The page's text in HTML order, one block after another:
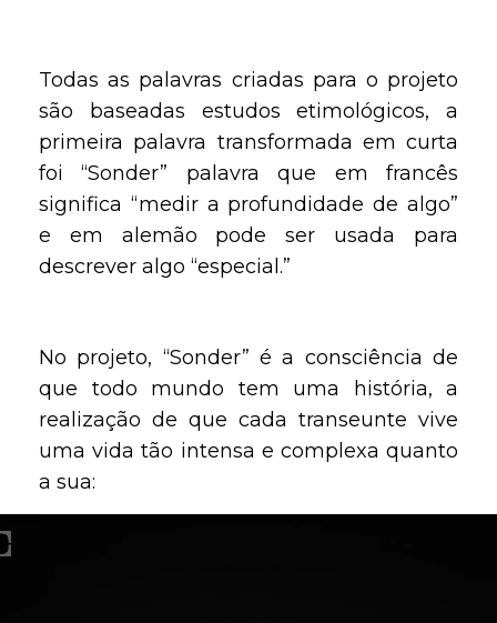
Todas as palavras criadas para o projeto
são baseadas estudos etimológicos, a
primeira palavra transformada em curta
foi “Sonder” palavra que em francês
significa “medir a profundidade de algo”
e em alemão pode ser usada para
descrever algo “especial.”
No projeto, “Sonder” é a consciência de
que todo mundo tem uma história, a
realização de que cada transeunte vive
uma vida tão intensa e complexa quanto
a sua: